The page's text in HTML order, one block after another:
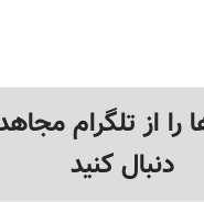
را از تلگرام
دنبال کنید